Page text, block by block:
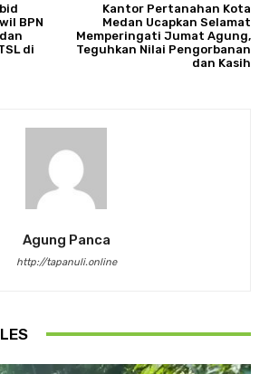
BPN
di
Kantor Pertanahan Kota
Medan Ucapkan Selamat
Memperingati Jumat Agung,
Teguhkan Nilai Pengorbanan
dan Kasih
Agung Panca
http://tapanuli.online